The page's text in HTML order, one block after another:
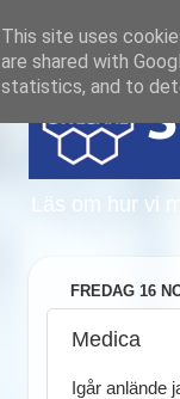
Läs om hur vi
FREDAG 16
Medica
Igår anlände
This site uses
are shared with
statistics, and to